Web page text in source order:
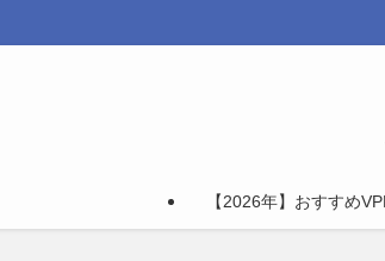
【2026年】おすすめ